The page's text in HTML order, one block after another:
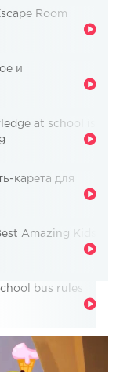
Room
и
at school is
карета для
Amazing Kids
bus rules